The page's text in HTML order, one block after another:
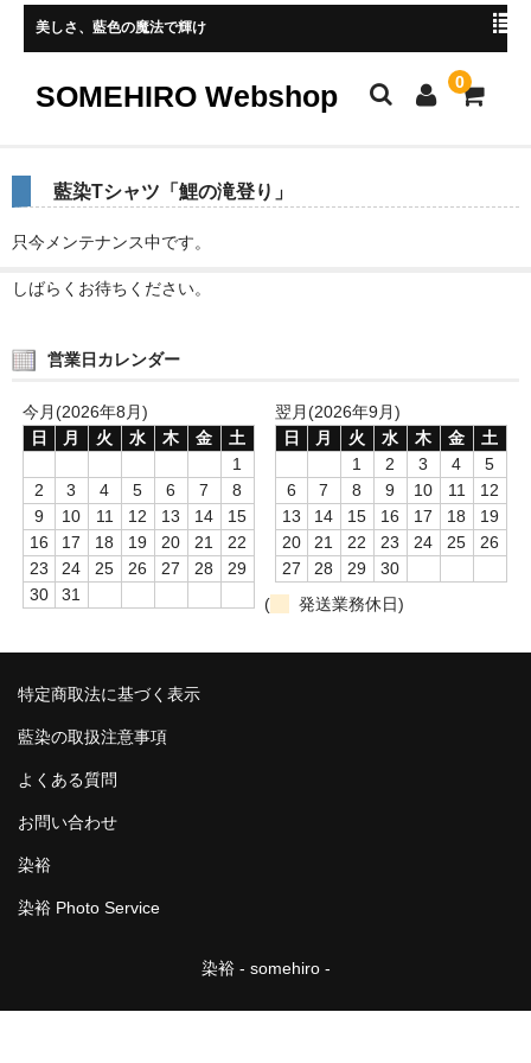
美しさ、藍色の魔法で輝け
SOMEHIRO Webshop 0
レディース
マスク
ストール、マフラー
手ぬぐい
風呂敷
藍染取扱事項
カート
ログイン
藍染Tシャツ「鯉の滝登り」
只今メンテナンス中です。
しばらくお待ちください。
営業日カレンダー
今月(2026年8月)
日
月 火 水 木 金
土
1
2
3 4 5 6 7
8
9
10 11 12 13 14
15
16
17 18 19 20 21
22
23
24 25 26 27 28
29
30
31
翌月(2026年9月)
日
月 火 水 木 金
土
1
2 3 4
5
6
7 8 9 10 11
12
13
14 15 16 17 18
19
20
21 22 23 24 25
26
27
28 29
30
(
発送業務休日)
特定商取法に基づく表示
藍染の取扱注意事項
よくある質問
お問い合わせ
染裕
染裕 Photo Service
染裕 - somehiro -